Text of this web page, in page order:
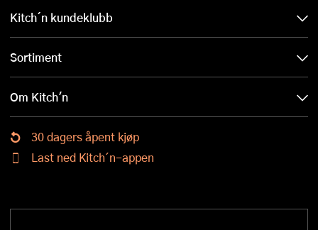
Kitch´n kundeklubb
Sortiment
Om Kitch'n
30 dagers åpent kjøp
Last ned Kitch´n-appen